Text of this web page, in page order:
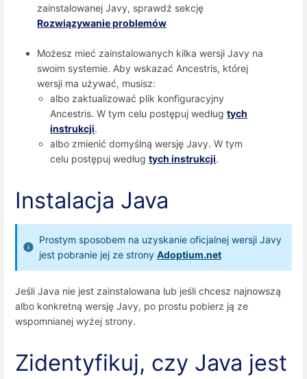
zainstalowanej Javy, sprawdź sekcję
Rozwiązywanie problemów
Możesz mieć zainstalowanych kilka wersji Javy na
swoim systemie. Aby wskazać Ancestris, której
wersji ma używać, musisz:
albo zaktualizować plik konfiguracyjny
Ancestris. W tym celu postępuj wedługtych
instrukcji.
albo zmienić domyślną wersję Javy. W tym
celu postępuj wedługtych instrukcji.
Instalacja Java
Prostym sposobem na uzyskanie oficjalnej wersji Javy
jest pobranie jej ze strony Adoptium.net
Jeśli Java nie jest zainstalowana lub jeśli chcesz najnowszą
albo konkretną wersję Javy, po prostu pobierz ją ze
wspomnianej wyżej strony.
Zidentyfikuj, czy Java jest